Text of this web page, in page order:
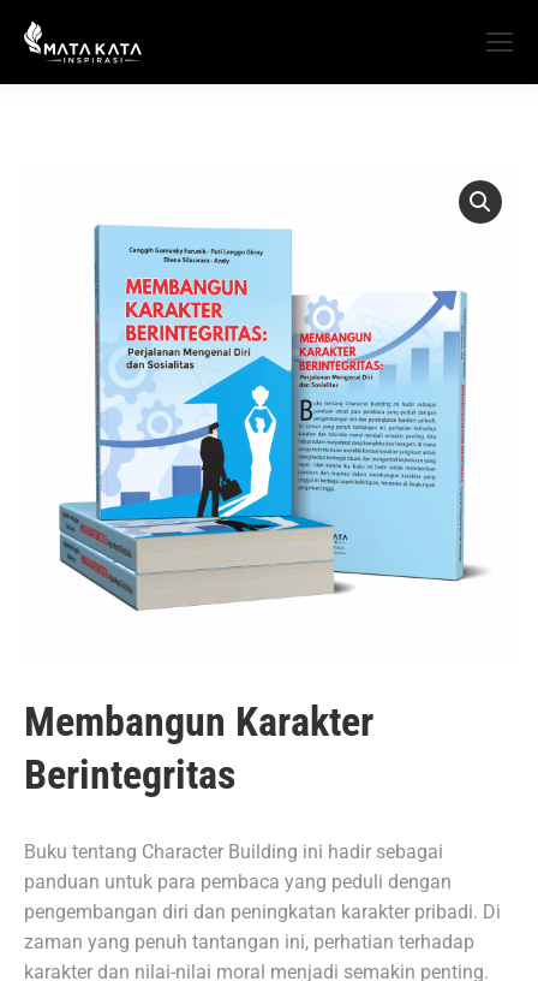
Membangun Karakter
Berintegritas
Buku tentang Character Building ini hadir sebagai
panduan untuk para pembaca yang peduli dengan
pengembangan diri dan peningkatan karakter pribadi. Di
zaman yang penuh tantangan ini, perhatian terhadap
karakter dan nilai-nilai moral menjadi semakin penting.